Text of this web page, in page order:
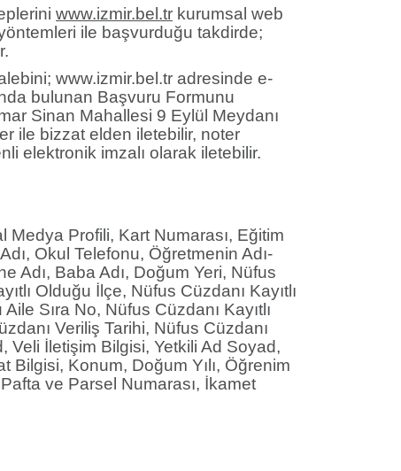
www.izmir.bel.tr kurumsal web
ile başvurduğu takdirde;
www.izmir.bel.tr adresinde e-
bulunan Başvuru Formunu
Sinan Mahallesi 9 Eylül Meydanı
ile bizzat elden iletebilir, noter
elektronik imzalı olarak iletebilir.
Profili, Kart Numarası, Eğitim
Okul Telefonu, Öğretmenin Adı-
Adı, Baba Adı, Doğum Yeri, Nüfus
Olduğu İlçe, Nüfus Cüzdanı Kayıtlı
Sıra No, Nüfus Cüzdanı Kayıtlı
Veriliş Tarihi, Nüfus Cüzdanı
Veli İletişim Bilgisi, Yetkili Ad Soyad,
Bilgisi, Konum, Doğum Yılı, Öğrenim
ve Parsel Numarası, İkamet